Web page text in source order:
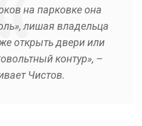
на парковке она
лишая владельца
открыть двери или
контур», –
Чистов.